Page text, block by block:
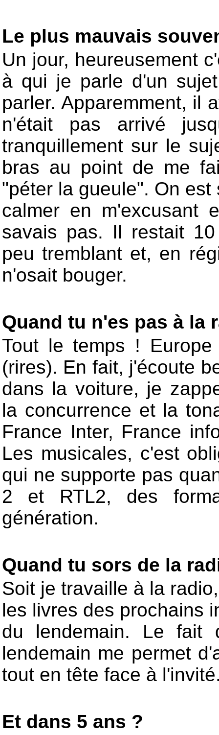
Le plus mauvais
Un jour, heureusement
à qui je parle d'un
parler. Apparemment, il
n'était pas arrivé
tranquillement sur le
bras au point de me
"péter la gueule". On
calmer en m'excusant
savais pas. Il restait
peu tremblant et, en
n'osait bouger.
Quand tu n'es pas à la
Tout le temps !
(rires). En fait, j'écoute
dans la voiture, je
la concurrence et la
France Inter, France
Les musicales, c'est
qui ne supporte pas
2 et RTL2, des
génération.
Quand tu sors de la
Soit je travaille à la
les livres des prochains
du lendemain. Le fait
lendemain me permet
tout en tête face à
Et dans 5 ans ?